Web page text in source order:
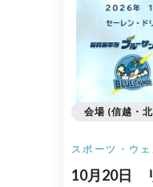
スポーツ・ウ
10月20日
会場 (信越・